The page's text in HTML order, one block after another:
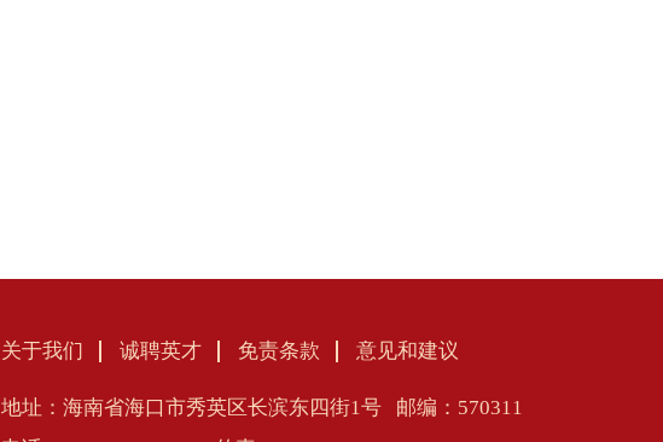
关于我们 诚聘英才 免责条款 意见和建议
地址：海南省海口市秀英区长滨东四街1号 邮编：570311